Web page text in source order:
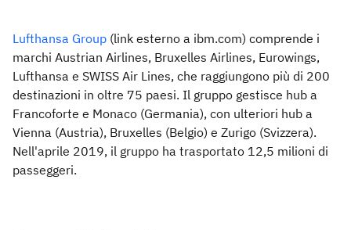
Lufthansa Group (link esterno a ibm.com) comprende i
marchi Austrian Airlines, Bruxelles Airlines, Eurowings,
Lufthansa e SWISS Air Lines, che raggiungono più di 200
destinazioni in oltre 75 paesi. Il gruppo gestisce hub a
Francoforte e Monaco (Germania), con ulteriori hub a
Vienna (Austria), Bruxelles (Belgio) e Zurigo (Svizzera).
Nell'aprile 2019, il gruppo ha trasportato 12,5 milioni di
passeggeri.